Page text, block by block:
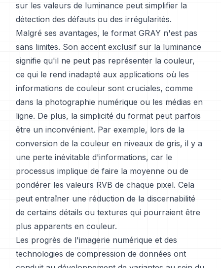
sur les valeurs de luminance peut simplifier la
détection des défauts ou des irrégularités.
Malgré ses avantages, le format GRAY n'est pas
sans limites. Son accent exclusif sur la luminance
signifie qu'il ne peut pas représenter la couleur,
ce qui le rend inadapté aux applications où les
informations de couleur sont cruciales, comme
dans la photographie numérique ou les médias en
ligne. De plus, la simplicité du format peut parfois
être un inconvénient. Par exemple, lors de la
conversion de la couleur en niveaux de gris, il y a
une perte inévitable d'informations, car le
processus implique de faire la moyenne ou de
pondérer les valeurs RVB de chaque pixel. Cela
peut entraîner une réduction de la discernabilité
de certains détails ou textures qui pourraient être
plus apparents en couleur.
Les progrès de l'imagerie numérique et des
technologies de compression de données ont